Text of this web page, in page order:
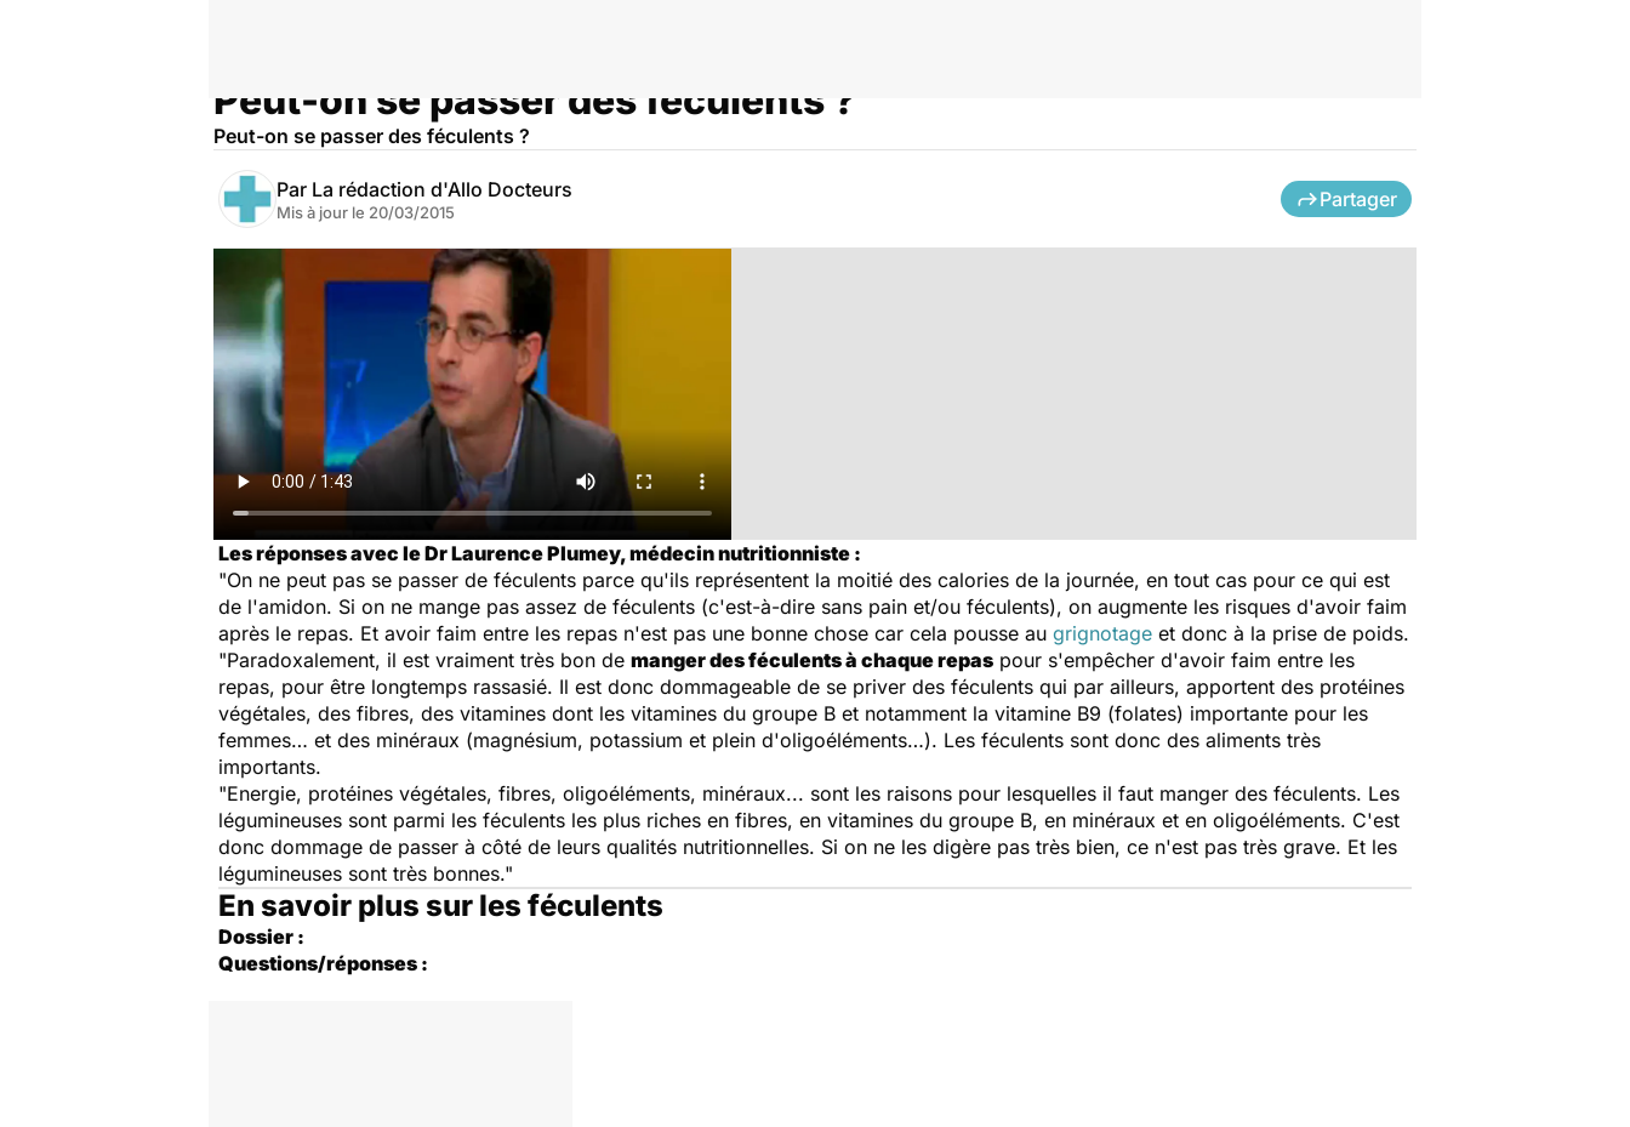
Peut-on se passer des féculents ?
Peut-on se passer des féculents ?
Par La rédaction d'Allo Docteurs
Mis à jour le 20/03/2015
Partager
Les réponses avec le Dr Laurence Plumey, médecin nutritionniste :
"On ne peut pas se passer de féculents parce qu'ils représentent la moitié des calories de la journée, en tout cas pour ce qui est
de l'amidon. Si on ne mange pas assez de féculents (c'est-à-dire sans pain et/ou féculents), on augmente les risques d'avoir faim
après le repas. Et avoir faim entre les repas n'est pas une bonne chose car cela pousse au grignotage et donc à la prise de poids.
"Paradoxalement, il est vraiment très bon de manger des féculents à chaque repas pour s'empêcher d'avoir faim entre les
repas, pour être longtemps rassasié. Il est donc dommageable de se priver des féculents qui par ailleurs, apportent des protéines
végétales, des fibres, des vitamines dont les vitamines du groupe B et notamment la vitamine B9 (folates) importante pour les
femmes… et des minéraux (magnésium, potassium et plein d'oligoéléments…). Les féculents sont donc des aliments très
importants.
"Energie, protéines végétales, fibres, oligoéléments, minéraux... sont les raisons pour lesquelles il faut manger des féculents. Les
légumineuses sont parmi les féculents les plus riches en fibres, en vitamines du groupe B, en minéraux et en oligoéléments. C'est
donc dommage de passer à côté de leurs qualités nutritionnelles. Si on ne les digère pas très bien, ce n'est pas très grave. Et les
légumineuses sont très bonnes."
En savoir plus sur les féculents
Dossier :
Questions/réponses :